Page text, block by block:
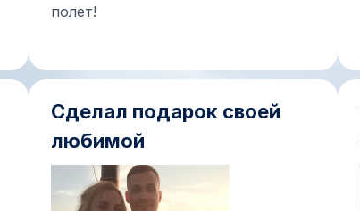
полет!
Сделал подарок своей
любимой